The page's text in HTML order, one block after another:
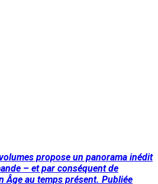
propose un panorama inédit
– et par conséquent de
Âge au temps présent. Publiée